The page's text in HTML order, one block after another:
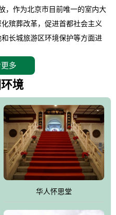
，作为北京市目前唯一的室内大
殡葬改革，促进首都社会主义
长城旅游区环境保护等方面进
筑面积5．8万平方米。主体建
随缘阁、百家姓觅宗长廊等。
汉建筑风格。蓝色的琉璃瓦屋
玉雕刻的雄狮、华表，花岗岩
、松柏与万里长城浑然一体、
思堂大殿入口两侧是用蜡染技
的长城文化与炎黄始祖，小环
明月，意喻着往生者与长城同
与品德与山河同在，与日月同
多
境
华人怀思堂